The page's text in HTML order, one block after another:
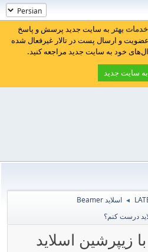
بهتر به سایت جدید پرسش و پاسخ
و ارسال پست در تالار غیرفعال شده
خود به سایت جدید مراجعه کنید.
سایت جدید
◄ اسلاید Beamer
درست کنم؟
زیپرشین اسلاید